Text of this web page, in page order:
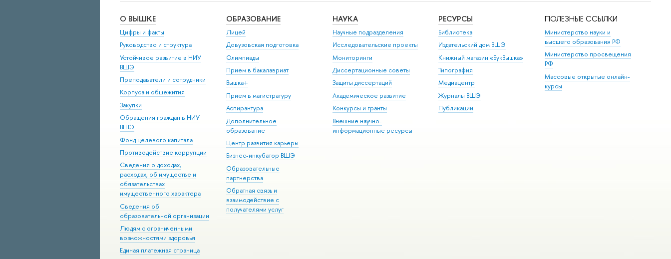
О ВЫШКЕ
Цифры и факты
Руководство и структура
Устойчивое развитие в НИУ
ВШЭ
Преподаватели и сотрудники
Корпуса и общежития
Закупки
Обращения граждан в НИУ
ВШЭ
Фонд целевого капитала
Противодействие коррупции
Сведения о доходах,
расходах, об имуществе и
обязательствах
имущественного характера
Сведения об
образовательной организации
Людям с ограниченными
возможностями здоровья
Единая платежная страница
ОБРАЗОВАНИЕ
Лицей
Довузовская подготовка
Олимпиады
Прием в бакалавриат
Вышка+
Прием в магистратуру
Аспирантура
Дополнительное
образование
Центр развития карьеры
Бизнес-инкубатор ВШЭ
Образовательные
партнерства
Обратная связь и
взаимодействие с
получателями услуг
НАУКА
Научные подразделения
Исследовательские проекты
Мониторинги
Диссертационные советы
Защиты диссертаций
Академическое развитие
Конкурсы и гранты
Внешние научно-
информационные ресурсы
РЕСУРСЫ
Библиотека
Издательский дом ВШЭ
Книжный магазин «БукВышка»
Типография
Медиацентр
Журналы ВШЭ
Публикации
ПОЛЕЗНЫЕ ССЫЛКИ
Министерство науки и
высшего образования РФ
Министерство просвещения
РФ
Массовые открытые онлайн-
курсы